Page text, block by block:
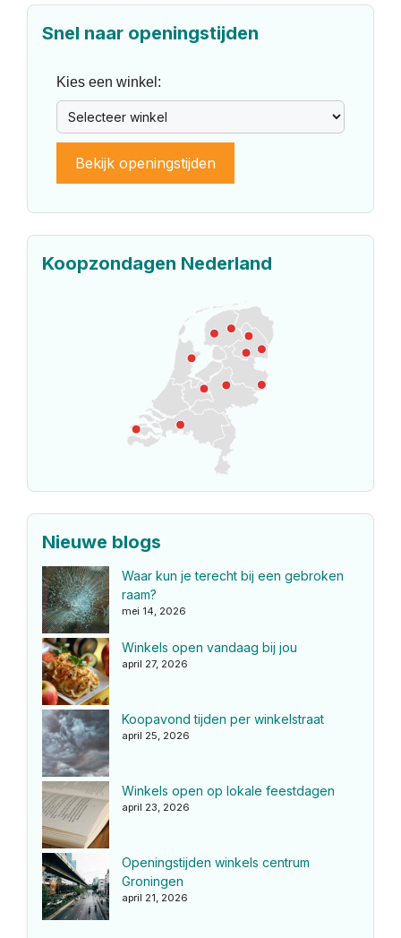
Snel naar openingstijden
Kies een winkel:
Bekijk openingstijden
Koopzondagen Nederland
Nieuwe blogs
Waar kun je terecht bij een gebroken
raam?
mei 14, 2026
Winkels open vandaag bij jou
april 27, 2026
Koopavond tijden per winkelstraat
april 25, 2026
Winkels open op lokale feestdagen
april 23, 2026
Openingstijden winkels centrum
Groningen
april 21, 2026